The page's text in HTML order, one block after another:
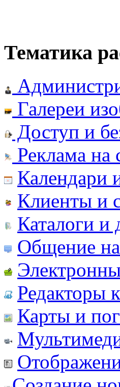
Тематика
Галереи
Доступ и
Реклама на
Календари
Клиенты и
Каталоги и
Общение на
Редакторы
Карты и